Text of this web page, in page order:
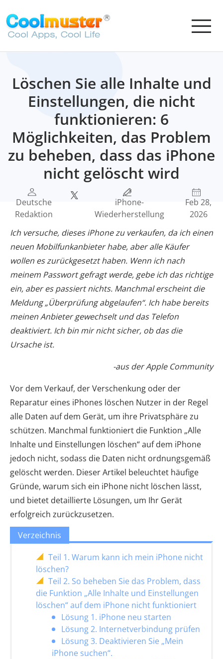
Löschen Sie alle Inhalte und
Einstellungen, die nicht
funktionieren: 6
Möglichkeiten, das Problem
zu beheben, dass das iPhone
nicht gelöscht wird
Deutsche
Redaktion
iPhone-
Wiederherstellung
Feb 28,
2026
Ich versuche, dieses iPhone zu verkaufen, da ich einen
neuen Mobilfunkanbieter habe, aber alle Käufer
wollen es zurückgesetzt haben. Wenn ich nach
meinem Passwort gefragt werde, gebe ich das richtige
ein, aber es passiert nichts. Manchmal erscheint die
Meldung „Überprüfung abgelaufen“. Ich habe bereits
meinen Anbieter gewechselt und das Telefon
deaktiviert. Ich bin mir nicht sicher, ob das die
Ursache ist.
-aus der Apple Community
Vor dem Verkauf, der Verschenkung oder der
Reparatur eines iPhones löschen Nutzer in der Regel
alle Daten auf dem Gerät, um ihre Privatsphäre zu
schützen. Manchmal funktioniert die Funktion „Alle
Inhalte und Einstellungen löschen“ auf dem iPhone
jedoch nicht, sodass die Daten nicht ordnungsgemäß
gelöscht werden. Dieser Artikel beleuchtet häufige
Gründe, warum sich ein iPhone nicht löschen lässt,
und bietet detaillierte Lösungen, um Ihr Gerät
erfolgreich zurückzusetzen.
Verzeichnis
Teil 1. Warum kann ich mein iPhone nicht
löschen?
Teil 2. So beheben Sie das Problem, dass
die Funktion „Alle Inhalte und Einstellungen
löschen“ auf dem iPhone nicht funktioniert
Lösung 1. iPhone neu starten
Lösung 2. Internetverbindung prüfen
Lösung 3. Deaktivieren Sie „Mein
iPhone suchen“.